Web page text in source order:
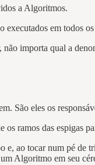
a Algoritmos.
em todos
não importa qual a
São eles os
ramos das espigas
e, ao tocar num pé de
Algoritmo em seu